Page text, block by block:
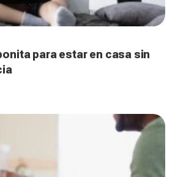
para estar en casa sin